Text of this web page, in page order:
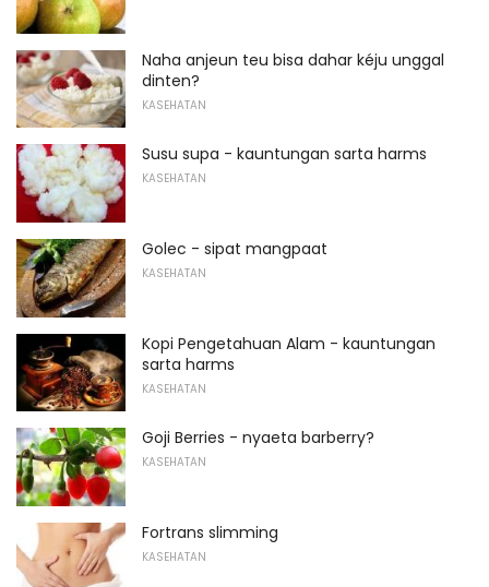
Naha anjeun teu bisa dahar kéju unggal
dinten?
KASEHATAN
Susu supa - kauntungan sarta harms
KASEHATAN
Golec - sipat mangpaat
KASEHATAN
Kopi Pengetahuan Alam - kauntungan
sarta harms
KASEHATAN
Goji Berries - nyaeta barberry?
KASEHATAN
Fortrans slimming
KASEHATAN